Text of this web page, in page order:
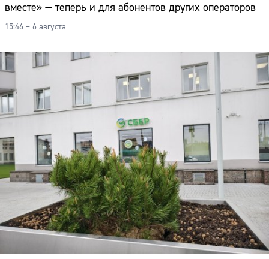
вместе» — теперь и для абонентов других операторов
15:46 – 6 августа